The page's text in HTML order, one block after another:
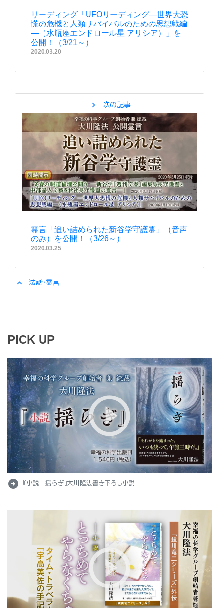
リーディング「UFOリーディング―世界大恐
慌の危機と人類サバイバルのための思想戦編
―（水瓶座エンドロール星 アリシア）」を
公開！（3/21～）
2020.03.20
chevron_right 次の記事
霊言「追い詰められた新谷学守護霊」（音声
のみ）を公開！（3/26～）
2020.03.25
expand_less 法話・霊言
PICK UP
arrow_circle_right 『小説 揺らぎ』大川隆法書き下ろし小説